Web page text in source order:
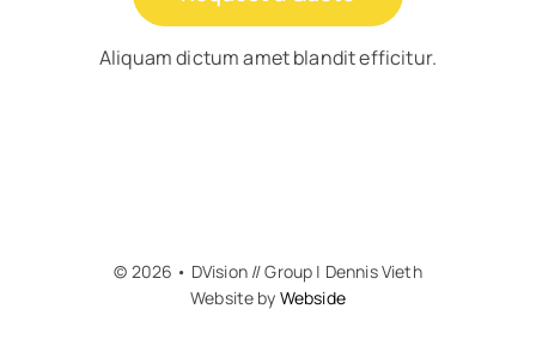
Aliquam dictum amet blandit efficitur.
© 2026 • DVision // Group | Dennis Vieth
Website by Webside